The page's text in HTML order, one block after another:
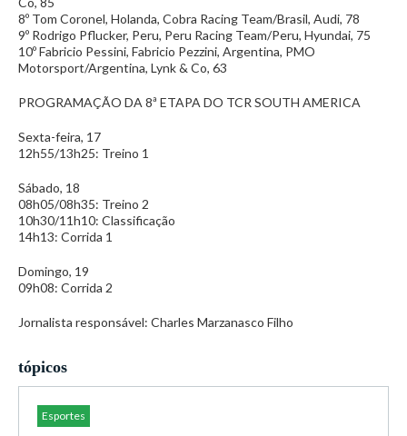
8º Tom Coronel, Holanda, Cobra Racing Team/Brasil, Audi, 78
9º Rodrigo Pflucker, Peru, Peru Racing Team/Peru, Hyundai, 75
10º Fabricio Pessini, Fabricio Pezzini, Argentina, PMO
Motorsport/Argentina, Lynk & Co, 63
PROGRAMAÇÃO DA 8ª ETAPA DO TCR SOUTH AMERICA
Sexta-feira, 17
12h55/13h25: Treino 1
Sábado, 18
08h05/08h35: Treino 2
10h30/11h10: Classificação
14h13: Corrida 1
Domingo, 19
09h08: Corrida 2
Jornalista responsável: Charles Marzanasco Filho
tópicos
Esportes